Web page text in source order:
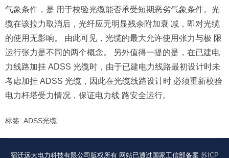
气象条件，是 用于校验光缆能否承受短期恶劣气象条件。光
缆在该拉力取消后，光纤应无明显残余附加衰 减，即对光缆
的使用无影响。 由此可见，光缆的最大允许使用张力与极 限
运行张力是不同的两个概念。 另外值得一提的是，在已建电
力线路加挂 ADSS 光缆时，由于已建电力线路最初设计时未
考虑加挂 ADSS 光缆，因此在光缆线路设计时 必须重新校验
电力杆塔受力情况，保证电力线 路安全运行。
标签: ADSS光缆
宿迁远大电力科技有限公司版权所有 网站已通过国家工信部备案 苏ICP